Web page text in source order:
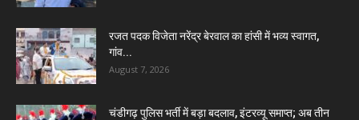
रजत पदक विजेता नरेंद्र बेरवाल का हांसी में भव्य स्वागत,
गांव...
August 7, 2026
चंडीगढ़ पुलिस भर्ती में बड़ा बदलाव, इंटरव्यू समाप्त; अब तीन